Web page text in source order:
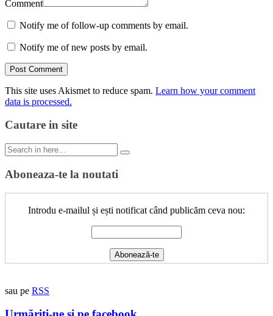
Comment
Notify me of follow-up comments by email.
Notify me of new posts by email.
This site uses Akismet to reduce spam. Learn how your comment
data is processed.
Cautare in site
Search
for:
Aboneaza-te la noutati
Introdu e-mailul și ești notificat când publicăm ceva nou:
sau pe RSS